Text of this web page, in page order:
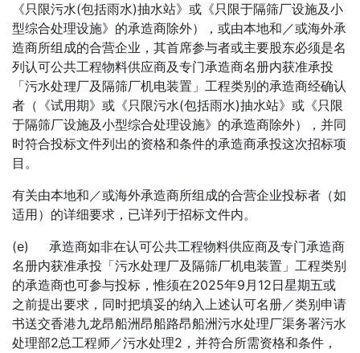
《只限污水(包括雨水)抽水站》或《只限于隔筛厂设施及小
型综合处理设施》的承造商除外），或由本地和／或海外承
造商所组成的合营企业，其首席参与者或主要股东必须是名
列认可公共工程物料供应商及专门承造商名册内获准承投
「污水处理厂及隔筛厂机电装置」工程类别的承造商经确认
者（《试用期》或《只限污水(包括雨水)抽水站》或《只限
于隔筛厂设施及小型综合处理设施》的承造商除外），并同
时符合投标文件列出的资格和条件的承造商承投这次招标项
目。
有关由本地和／或海外承造商所组成的合营企业投标者（如
适用）的详细要求，已详列于招标文件内。
(e) 承造商如非在认可公共工程物料供应商及专门承造商
名册内获准承投「污水处理厂及隔筛厂机电装置」工程类别
的承造商也可参与投标，惟须在2025年9月12日星期五或
之前提出要求，同时把填妥的纳入上述认可名册／类别申请
书送交香港九龙昂船洲昂船路昂船洲污水处理厂渠务署污水
处理部2总工程师／污水处理2，并符合所需资格和条件，